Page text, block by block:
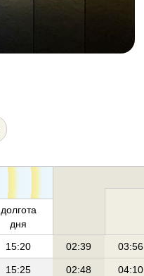
долгота
дня
15:20 02:39 03:56
15:25 02:48 04:10